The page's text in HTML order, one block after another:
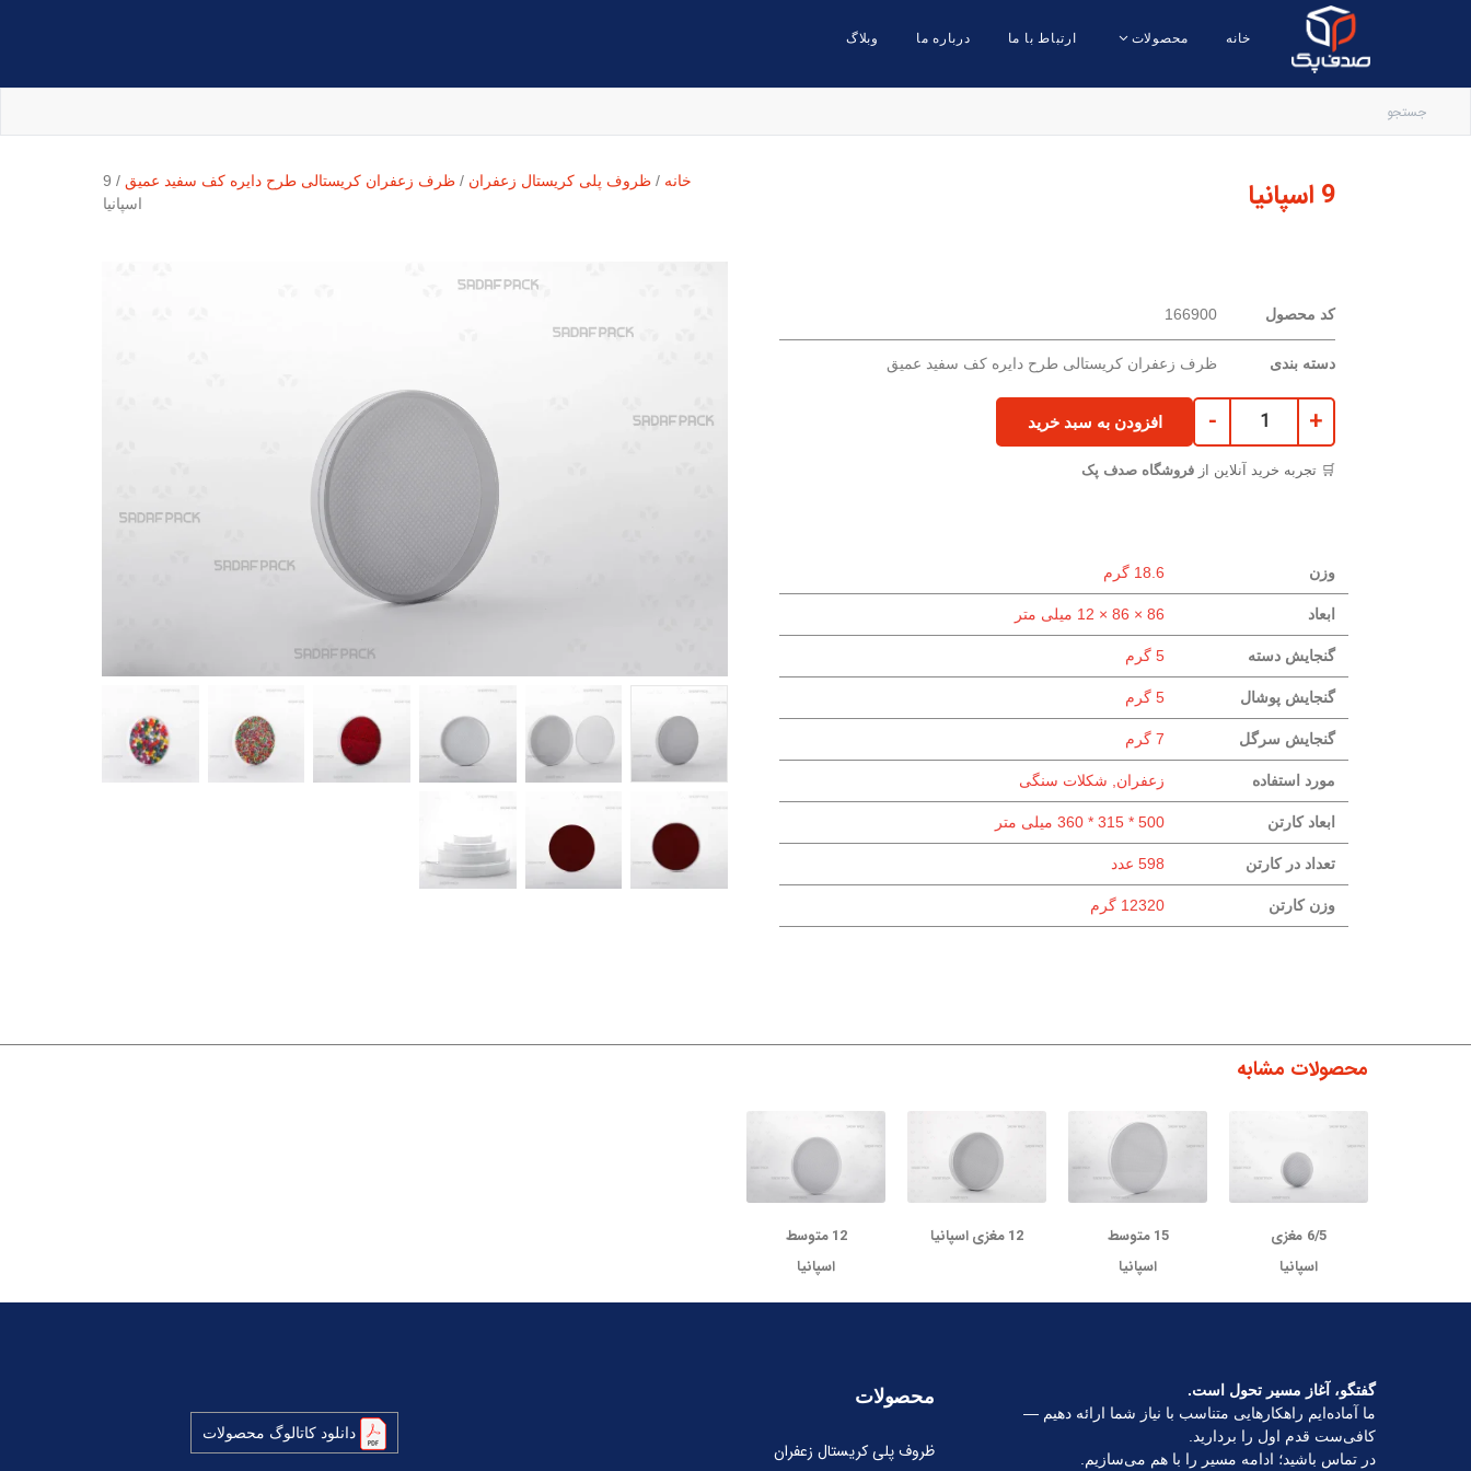
خانه محصولات ارتباط با ما درباره ما وبلاگ
9 اسپانیا خانه / ظروف پلی کریستال زعفران / ظرف زعفران کریستالی طرح دایره کف سفید عمیق
/ 9
اسپانیا
کد محصول 166900
دسته بندی ظرف زعفران کریستالی طرح دایره کف سفید عمیق
افزودن به سبد خرید +
-
🛒 تجربه خرید آنلاین از فروشگاه صدف پک
وزن 18.6 گرم
ابعاد 86 × 86 × 12 میلی متر
گنجایش دسته 5 گرم
گنجایش پوشال 5 گرم
گنجایش سرگل 7 گرم
مورد استفاده زعفران, شکلات سنگی
ابعاد کارتن 500 * 315 * 360 میلی متر
تعداد در کارتن 598 عدد
وزن کارتن 12320 گرم
محصولات مشابه
6/5 مغزی
اسپانیا
15 متوسط
اسپانیا
12 مغزی اسپانیا
12 متوسط
اسپانیا
گفتگو، آغاز مسیر تحول است.
ما آماده‌ایم راهکارهایی متناسب با نیاز شما ارائه دهیم —
کافی‌ست قدم اول را بردارید.
در تماس باشید؛ ادامه مسیر را با هم می‌سازیم.
محصولات
ظروف پلی کریستال زعفران
دانلود کاتالوگ محصولات